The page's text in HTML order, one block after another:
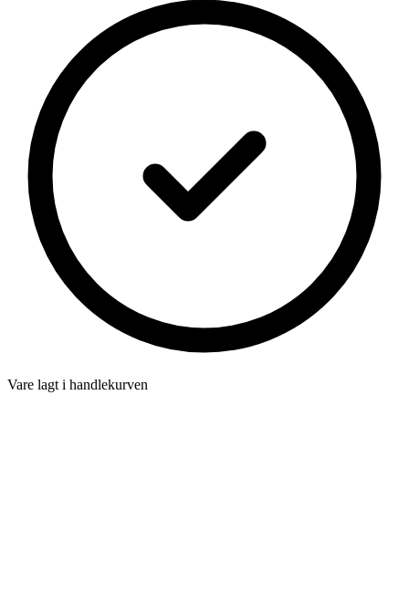
Vare lagt i handlekurven